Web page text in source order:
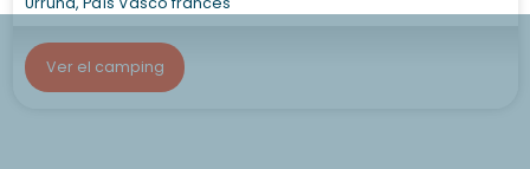
Ver el camping